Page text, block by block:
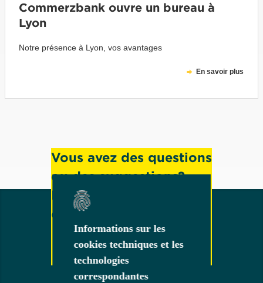
Commerzbank ouvre un bureau à
Lyon
Notre présence à Lyon, vos avantages
En savoir plus
Vous avez des questions
ou des suggestions?
N'hésitez pas à nous
contacter!
Contact
Informations sur les
cookies techniques et les
technologies
correspondantes
Informations sur les
cookies techniques et les
technologies
correspondantes